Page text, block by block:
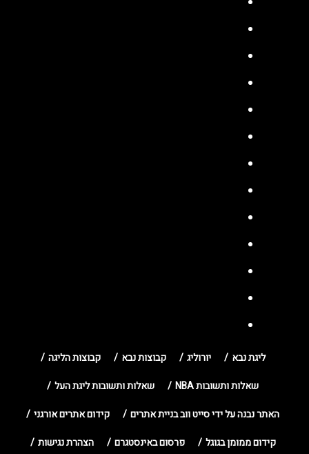
ליגת נבא יורוליג קבוצות נבא
קבוצות הליגה
שאלות ותשובות NBA
שאלות ותשובות ליגת העל
האתר נבנה על ידי סייט ווב בניית אתרים
קידום אתרים אורגני
קידום ממומן בגוגל
פרסום באינסטגרם
הצהרת נגישות